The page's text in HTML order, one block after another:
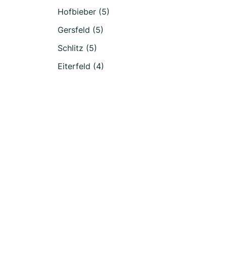
Hofbieber (5)
Gersfeld (5)
Schlitz (5)
Eiterfeld (4)